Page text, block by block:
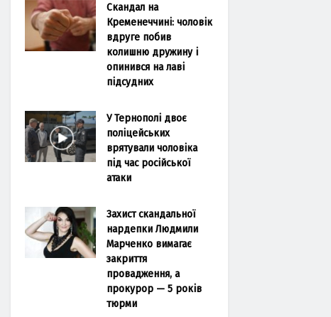
Скандал на
Кременеччині: чоловік
вдруге побив
колишню дружину і
опинився на лаві
підсудних
У Тернополі двоє
поліцейських
врятували чоловіка
під час російської
атаки
Захист скандальної
нардепки Людмили
Марченко вимагає
закриття
провадження, а
прокурор — 5 років
тюрми